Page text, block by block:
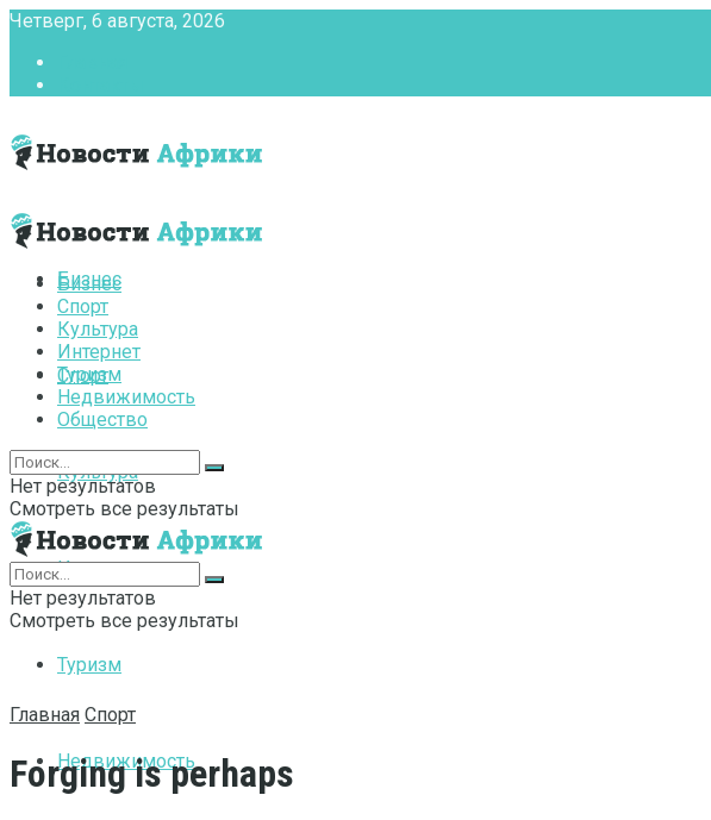
Четверг, 6 августа, 2026
Бизнес
Спорт
Культура
Интернет
Туризм
Недвижимость
Бизнес
Спорт
Культура
Интернет
Туризм
Недвижимость
Общество
Нет результатов
Смотреть все результаты
Нет результатов
Смотреть все результаты
Главная Спорт
Forging is perhaps